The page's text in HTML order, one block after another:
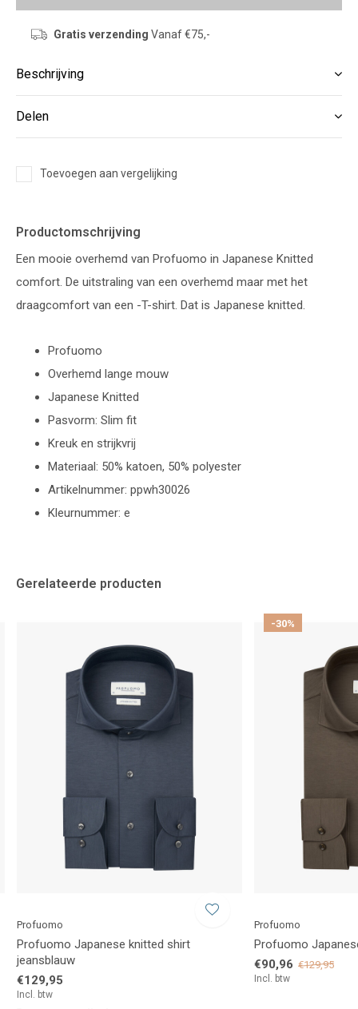
Gratis verzending Vanaf €75,-
Beschrijving
Delen
Toevoegen aan vergelijking
Productomschrijving
Een mooie overhemd van Profuomo in Japanese Knitted
comfort. De uitstraling van een overhemd maar met het
draagcomfort van een -T-shirt. Dat is Japanese knitted.
Profuomo
Overhemd lange mouw
Japanese Knitted
Pasvorm: Slim fit
Kreuk en strijkvrij
Materiaal: 50% katoen, 50% polyester
Artikelnummer: ppwh30026
Kleurnummer: e
Gerelateerde producten
Profuomo
Profuomo Japanese knitted shirt
jeansblauw
€129,95
Incl. btw
-30%
Profuomo
Profuomo
€90,96 €129,95
Incl. btw